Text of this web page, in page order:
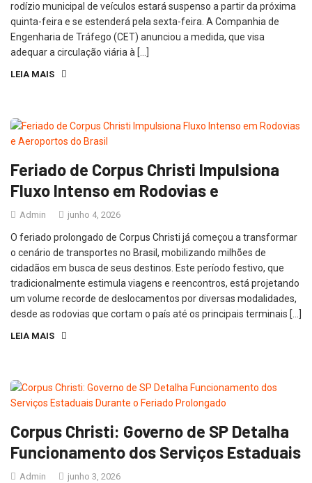
rodízio municipal de veículos estará suspenso a partir da próxima
quinta-feira e se estenderá pela sexta-feira. A Companhia de
Engenharia de Tráfego (CET) anunciou a medida, que visa
adequar a circulação viária à […]
LEIA MAIS
Feriado de Corpus Christi Impulsiona
Fluxo Intenso em Rodovias e
Admin junho 4, 2026
O feriado prolongado de Corpus Christi já começou a transformar
o cenário de transportes no Brasil, mobilizando milhões de
cidadãos em busca de seus destinos. Este período festivo, que
tradicionalmente estimula viagens e reencontros, está projetando
um volume recorde de deslocamentos por diversas modalidades,
desde as rodovias que cortam o país até os principais terminais […]
LEIA MAIS
Corpus Christi: Governo de SP Detalha
Funcionamento dos Serviços Estaduais
Admin junho 3, 2026